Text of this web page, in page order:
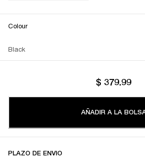
Colour
Black
$ 379.99
AÑADIR A LA
PLAZO DE ENVIO